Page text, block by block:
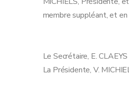
membre suppléant, et
Le Secrétaire, E. CLAEYS
La Présidente, V.